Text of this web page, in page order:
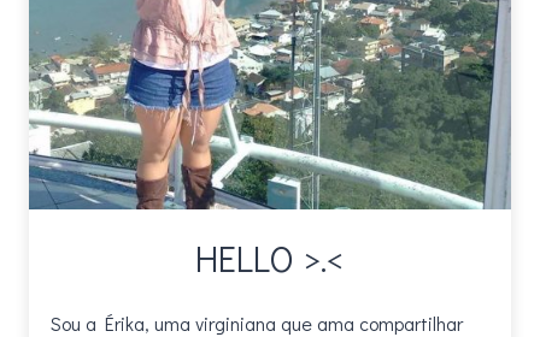
HELLO >.<
Sou a Érika, uma virginiana que ama compartilhar